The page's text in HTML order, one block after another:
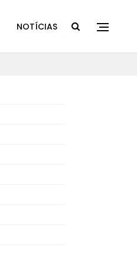
NOTÍCIAS